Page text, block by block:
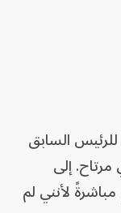
للرئيس السابق
إلى
لأنني لم